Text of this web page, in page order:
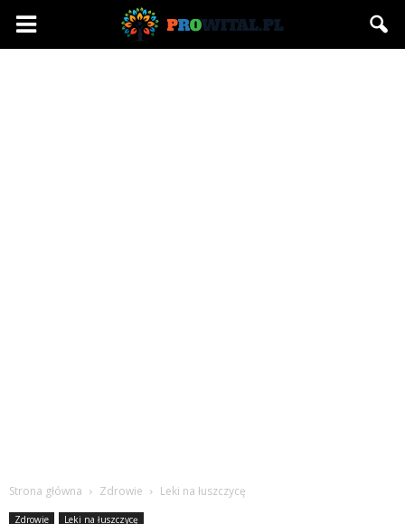
Prowital.pl
Strona główna Zdrowie Leki na łuszczycę
Zdrowie Leki na łuszczycę